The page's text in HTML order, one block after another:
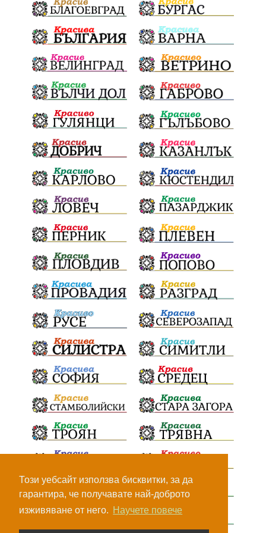
Този уебсайт използва бисквитки, за да
гарантира, че получавате най-доброто
изживяване от него. Научете повече
ОбезпечителниМерки МестнаВласт Котел
СИК Ружица РайнаКнягиня
ВеселинОрешков Шофьори
НационаленШампион ОрлинОрлиновЕнчев
ВСС СъдебнаРеформа Шантаж
ПолитическиНатиск ЗаплахаЗаАрест
ПартияВеличие ЕкатеринаДафовска Тракия
ПТП Сливен КварталРечица Данъци
ПътнаИнфраструктура Асфалт
БрашноСтоименов ИстинскиХляб
БългарскоКачество Запис
ПолитическоЗадкулисие Микродрон
КомарДрон КитайскаТехнология
ВоенниТехнологии Наркотици Дрога
НелегалнаЛаборатория Байрактаров
НеНаНаркотиците
ДианГосподинов ПредупреждениеЗаРодители
Джаксън Полък